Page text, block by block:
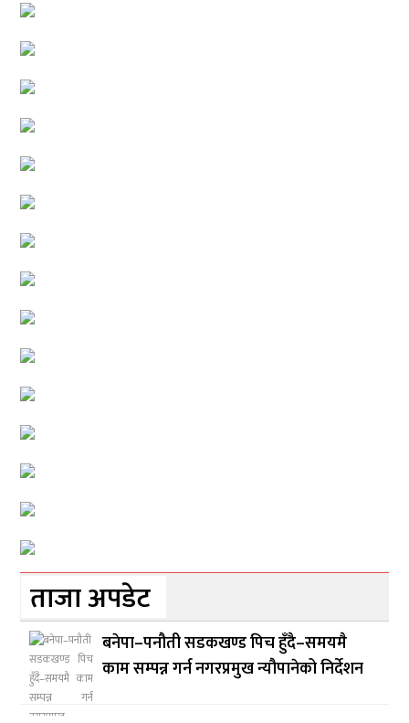
ताजा अपडेट
बनेपा–पनौती सडकखण्ड पिच हुँदै–समयमै
काम सम्पन्न गर्न नगरप्रमुख न्यौपानेको निर्देशन